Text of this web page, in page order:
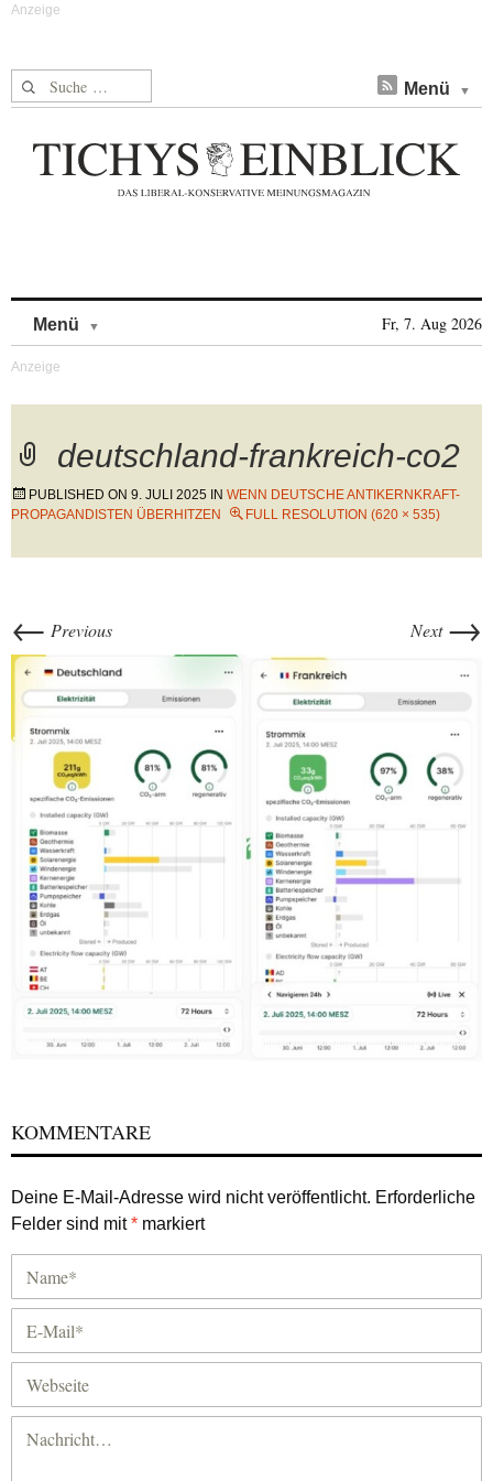
Suche nach: Menü
Menü Fr, 7. Aug 2026
deutschland-frankreich-co2
PUBLISHED ON 9. JULI 2025 IN WENN DEUTSCHE ANTIKERNKRAFT-
PROPAGANDISTEN ÜBERHITZEN
FULL RESOLUTION (620 × 535)
← Previous Next →
KOMMENTARE
Deine E-Mail-Adresse wird nicht veröffentlicht. Erforderliche
Felder sind mit* markiert